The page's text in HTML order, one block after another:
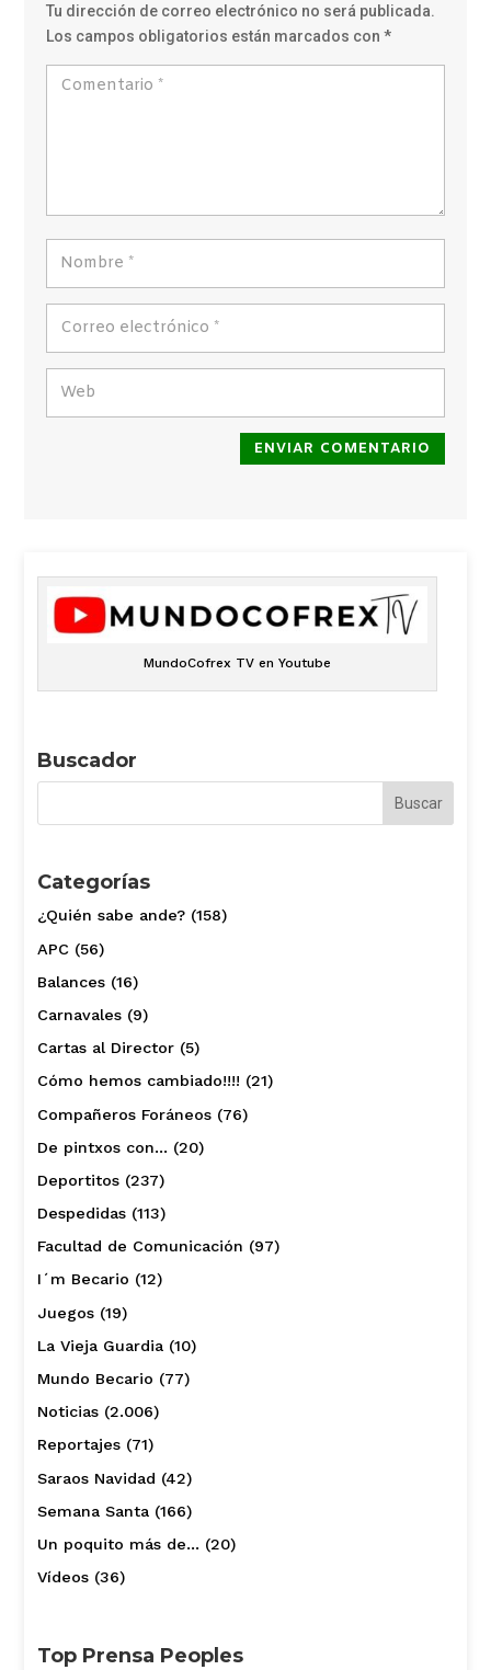
Tu dirección de correo electrónico no será publicada.
Los campos obligatorios están marcados con*
ENVIAR COMENTARIO
MundoCofrex TV en Youtube
Buscador
Categorías
¿Quién sabe ande?(158)
APC(56)
Balances(16)
Carnavales(9)
Cartas al Director(5)
Cómo hemos cambiado!!!! (21)
Compañeros Foráneos(76)
De pintxos con… (20)
Deportitos(237)
Despedidas(113)
Facultad de Comunicación (97)
I´m Becario (12)
Juegos(19)
La Vieja Guardia(10)
Mundo Becario (77)
Noticias(2.006)
Reportajes(71)
Saraos Navidad (42)
Semana Santa(166)
Un poquito más de… (20)
Vídeos(36)
Top Prensa Peoples